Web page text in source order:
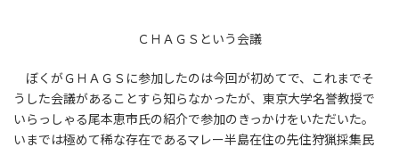
ＣＨＡＧＳという会議
ぼくがＧＨＡＧＳに参加したのは今回が初めてで、これまでそ
うした会議があることすら知らなかったが、東京大学名誉教授で
いらっしゃる尾本恵市氏の紹介で参加のきっかけをいただいた。
いまでは極めて稀な存在であるマレー半島在住の先住狩猟採集民